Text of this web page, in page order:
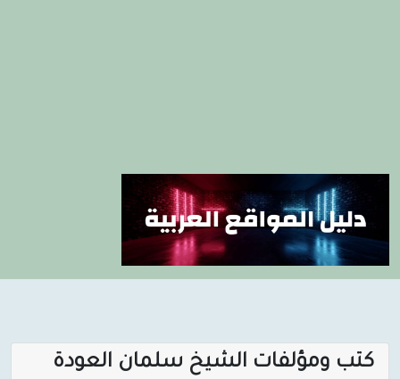
كتب ومؤلفات الشيخ سلمان العودة